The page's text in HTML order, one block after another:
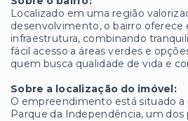
Localizado em uma região
desenvolvimento, o bairro oferece
infraestrutura, combinando
fácil acesso a áreas verdes e
quem busca qualidade de vida e
Sobre a localização do imóvel:
O empreendimento está situado
Parque da Independência, um dos